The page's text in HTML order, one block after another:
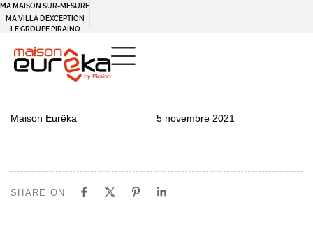
MA MAISON SUR-MESURE
MA VILLA D’EXCEPTION
LE GROUPE PIRAINO
IN:
Maison Eurêka
on:
5 novembre 2021
SHARE ON